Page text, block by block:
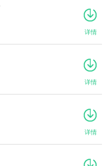
详情
详情
详情